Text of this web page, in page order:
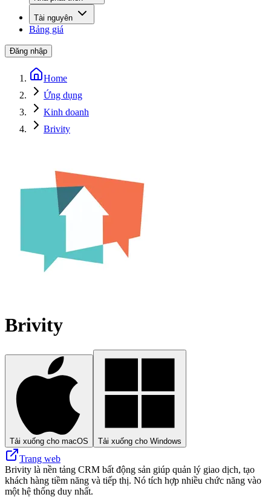
Tài nguyên
Bảng giá
Đăng nhập
Home
Ứng dụng
Kinh doanh
Brivity
Brivity
Tải xuống cho macOS Tải xuống cho Windows
Trang web
Brivity là nền tảng CRM bất động sản giúp quản lý giao dịch, tạo
khách hàng tiềm năng và tiếp thị. Nó tích hợp nhiều chức năng vào
một hệ thống duy nhất.